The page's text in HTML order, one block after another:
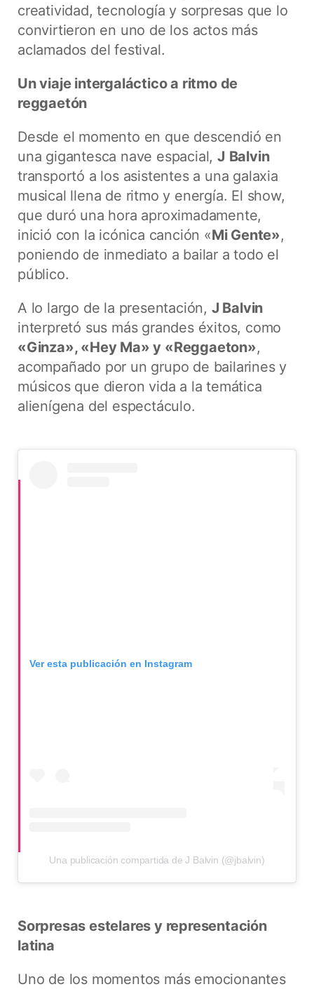
creatividad, tecnología y sorpresas que lo
convirtieron en uno de los actos más
aclamados del festival.
Un viaje intergaláctico a ritmo de
reggaetón
Desde el momento en que descendió en
una gigantesca nave espacial, J Balvin
transportó a los asistentes a una galaxia
musical llena de ritmo y energía. El show,
que duró una hora aproximadamente,
inició con la icónica canción «Mi Gente»,
poniendo de inmediato a bailar a todo el
público.
A lo largo de la presentación, J Balvin
interpretó sus más grandes éxitos, como
«Ginza», «Hey Ma» y «Reggaeton»,
acompañado por un grupo de bailarines y
músicos que dieron vida a la temática
alienígena del espectáculo.
Ver esta publicación en Instagram
Una publicación compartida de J Balvin (@jbalvin)
Sorpresas estelares y representación
latina
Uno de los momentos más emocionantes